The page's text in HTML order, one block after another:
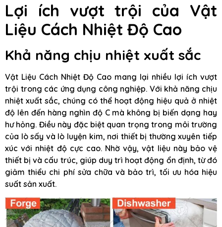
Lợi ích vượt trội của Vật
Liệu Cách Nhiệt Độ Cao
Khả năng chịu nhiệt xuất sắc
Vật Liệu Cách Nhiệt Độ Cao mang lại nhiều lợi ích vượt
trội trong các ứng dụng công nghiệp. Với khả năng chịu
nhiệt xuất sắc, chúng có thể hoạt động hiệu quả ở nhiệt
độ lên đến hàng nghìn độ C mà không bị biến dạng hay
hư hỏng. Điều này đặc biệt quan trọng trong môi trường
của lò sấy và lò luyện kim, nơi thiết bị thường xuyên tiếp
xúc với nhiệt độ cực cao. Nhờ vậy, vật liệu này bảo vệ
thiết bị và cấu trúc, giúp duy trì hoạt động ổn định, từ đó
giảm thiểu chi phí sửa chữa và bảo trì, tối ưu hóa hiệu
suất sản xuất.